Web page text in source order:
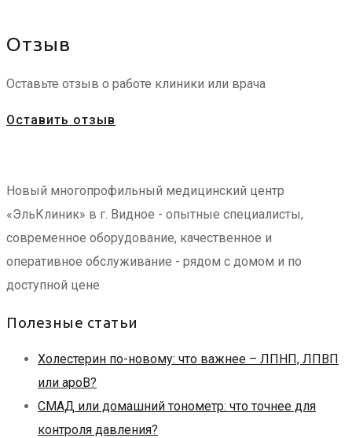
Отзыв
Оставьте отзыв о работе клиники или врача
Оставить отзыв
Новый многопрофильный медицинский центр
«ЭльКлиник» в г. Видное - опытные специалисты,
современное оборудование, качественное и
оперативное обслуживание - рядом с домом и по
доступной цене
Полезные статьи
Холестерин по-новому: что важнее – ЛПНП, ЛПВП
или apoB?
СМАД или домашний тонометр: что точнее для
контроля давления?